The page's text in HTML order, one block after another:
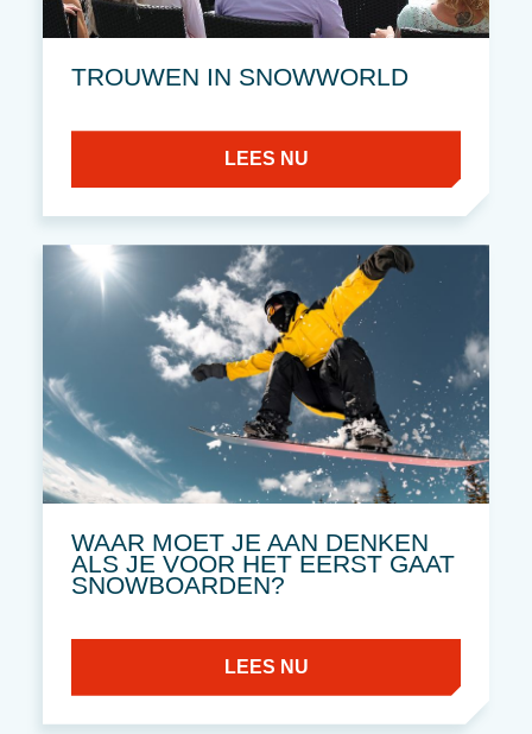
TROUWEN IN SNOWWORLD
LEES NU
WAAR MOET JE AAN DENKEN
ALS JE VOOR HET EERST GAAT
SNOWBOARDEN?
LEES NU